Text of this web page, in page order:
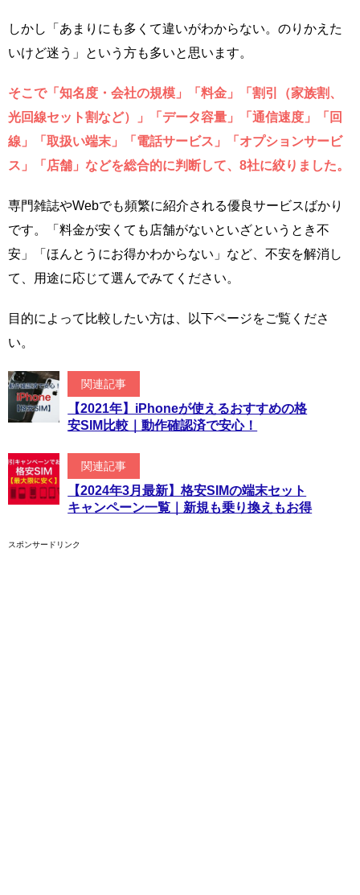
しかし「あまりにも多くて違いがわからない。のりかえた
いけど迷う」という方も多いと思います。
そこで「知名度・会社の規模」「料金」「割引（家族割、
光回線セット割など）」「データ容量」「通信速度」「回
線」「取扱い端末」「電話サービス」「オプションサービ
ス」「店舗」などを総合的に判断して、8社に絞りました。
専門雑誌やWebでも頻繁に紹介される優良サービスばかり
です。「料金が安くても店舗がないといざというとき不
安」「ほんとうにお得かわからない」など、不安を解消し
て、用途に応じて選んでみてください。
目的によって比較したい方は、以下ページをご覧くださ
い。
関連記事
【2021年】iPhoneが使えるおすすめの格
安SIM比較｜動作確認済で安心！
関連記事
【2024年3月最新】格安SIMの端末セット
キャンペーン一覧｜新規も乗り換えもお得
スポンサードリンク